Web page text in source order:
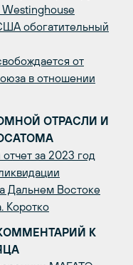
Westinghouse
обогатительный
от
в отношении
ОТРАСЛИ И
за 2023 год
Дальнем Востоке
Коротко
К